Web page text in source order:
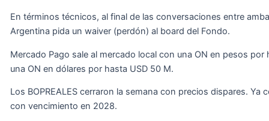
En términos técnicos, al final de las conversaciones entre
Argentina pida un waiver (perdón) al board del Fondo.
Mercado Pago sale al mercado local con una ON en pesos por
una ON en dólares por hasta USD 50 M.
Los BOPREALES cerraron la semana con precios dispares. Ya
con vencimiento en 2028.